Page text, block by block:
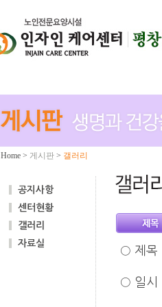
Home > 게시판 > 갤러리
공지사항
센터현황
갤러리
자료실
○ 제목
○ 일시